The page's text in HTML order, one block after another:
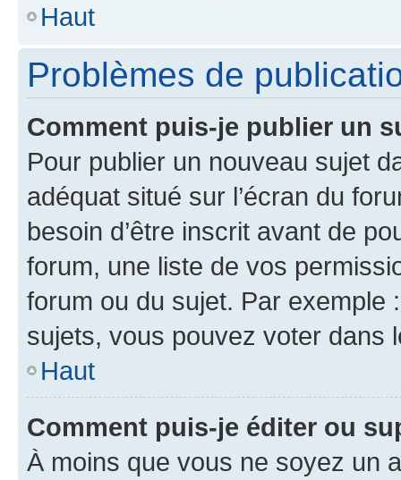
Haut
Problèmes de
Comment puis-je publier un
Pour publier un nouveau sujet
adéquat situé sur l’écran du
besoin d’être inscrit avant de
forum, une liste de vos
forum ou du sujet. Par exemple
sujets, vous pouvez voter dans
Haut
Comment puis-je éditer ou
À moins que vous ne soyez un